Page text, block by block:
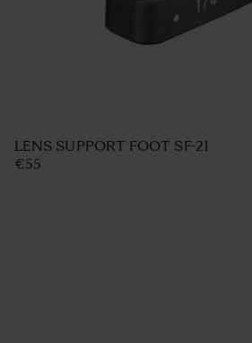
LENS SUPPORT FOOT SF-21
€55